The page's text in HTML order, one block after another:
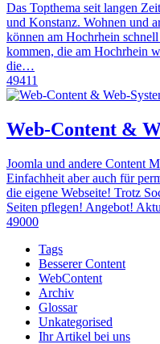
Das Topthema seit langen
und Konstanz. Wohnen und
können am Hochrhein
kommen, die am Hochrhein
die…
49411
Web-Content &
Joomla und andere Content
Einfachheit aber auch für
die eigene Webseite! Trotz
Seiten pflegen! Angebot!
49000
Tags
Besserer Content
WebContent
Archiv
Glossar
Unkategorised
Ihr Artikel bei uns